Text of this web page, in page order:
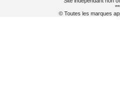
© Toutes les marques